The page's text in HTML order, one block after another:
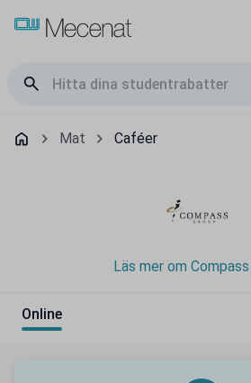
Mat Caféer
Läs mer om Compass
Online